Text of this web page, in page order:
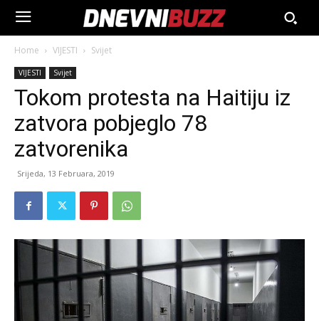
Home VIJESTI Svijet
VIJESTI Svijet
Tokom protesta na Haitiju iz
zatvora pobjeglo 78
zatvorenika
Srijeda, 13 Februara, 2019